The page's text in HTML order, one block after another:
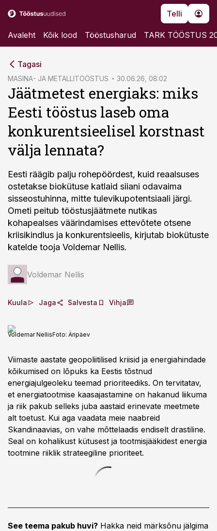
Telli
Avaleht Kõik lood Tööstusharud TARK TÖÖSTUS
Tagasi
MASINA- JA METALLITÖÖSTUS 30.06.26, 08:02
Jäätmetest energiaks: miks
Eesti tööstus laseb oma
konkurentsieelisel korstnast
välja lennata?
Eesti räägib palju rohepöördest, kuid reaalsuses
ostetakse biokütuse katlaid siiani odavaima
sisseostuhinna, mitte tulevikupotentsiaali järgi.
Ometi peitub tööstusjäätmete nutikas
kohapealses väärindamises ettevõtete otsene
kriisikindlus ja konkurentsieelis, kirjutab biokütuste
katelde tooja Voldemar Nellis.
Voldemar Nellis
Kuula Jaga Salvesta Vihja
Voldemar NellisFoto: Äripäev
Viimaste aastate geopoliitilised kriisid ja energiahindade
kõikumised on lõpuks ka Eestis tõstnud
energiajulgeoleku teemad prioriteediks. On tervitatav,
et energiatootmise kaasajastamine on hakanud liikuma
ja riik pakub selleks juba aastaid erinevate meetmete
alt toetust. Kui aga vaadata meie naabreid
Skandinaavias, on vahe mõttelaadis endiselt drastiline.
Seal on kohalikust kütusest ja tootmisjääkidest energia
tootmine riiklik strateegiline prioriteet.
See teema pakub huvi? Hakka neid märksõnu jälgima